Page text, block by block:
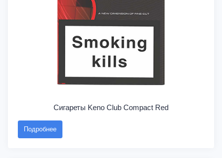
Сигареты Keno Club Compact Red
Подробнее